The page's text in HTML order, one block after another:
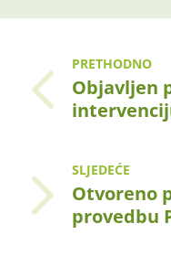
PRETHODNO
Objavljen
SLJEDEĆE
Otvoreno
provedbu